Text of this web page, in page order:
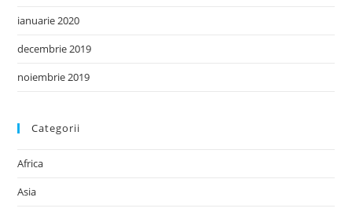
ianuarie 2020
decembrie 2019
noiembrie 2019
Categorii
Africa
Asia